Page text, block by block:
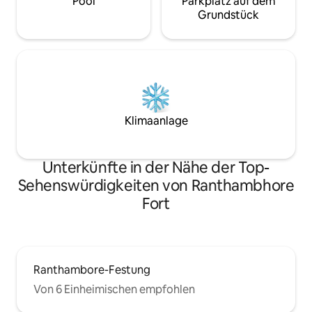
Grundstück
Klimaanlage
Unterkünfte in der Nähe der Top-
Sehenswürdigkeiten von Ranthambhore
Fort
Ranthambore-Festung
Von 6 Einheimischen empfohlen